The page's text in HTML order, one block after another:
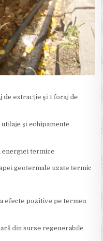
de extracție și 1 foraj de
utilaje și echipamente
energiei termice
geotermale uzate termic
efecte pozitive pe termen
din surse regenerabile